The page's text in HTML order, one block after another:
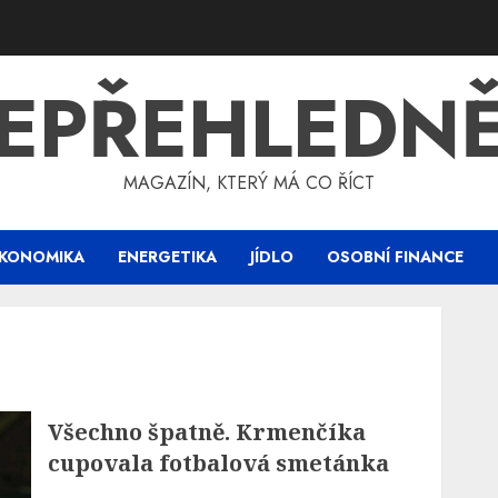
MAGAZÍN, KTERÝ MÁ CO ŘÍCT
ENERGETIKA JÍDLO OSOBNÍ FINANCE
Všechno špatně. Krmenčíka
cupovala fotbalová smetánka